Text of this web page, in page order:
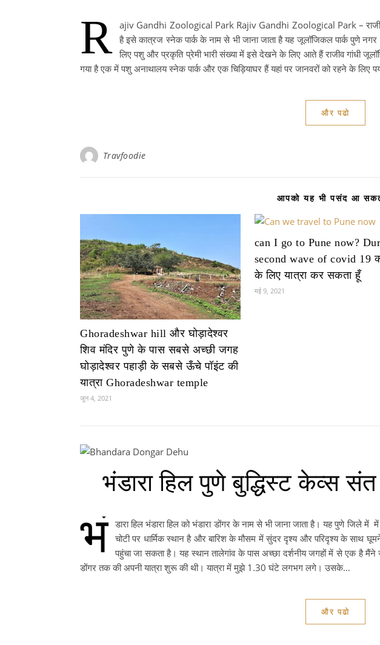
R ajiv Gandhi Zoological Park Rajiv Gandhi Zoological Park – राजीव
है इसे कात्रज स्नेक पार्क के नाम से भी जाना जाता है यह जूलॉजिकल पार्क पुणे नगर
लिए पशु और प्रकृति प्रेमी भारी संख्या में इसे देखने के लिए आते हैं राजीव गांधी
गया है एक में पशु अनाथालय स्नेक पार्क और एक चिड़ियाघर हैं यहां पर जानवरों को रहने के लिए
और पढो
Travfoodie
आपको यह भी पसंद आ
Ghoradeshwar hill और घोड़ादेश्वर
शिव मंदिर पुणे के पास सबसे अच्छी जगह
घोड़ादेश्वर पहाड़ी के सबसे ऊँचे पॉइंट की
यात्रा Ghoradeshwar temple
जून 4, 2021
can I go to Pune now?
second wave of covid 19
के लिए यात्रा कर सकता हूँ
मई 9, 2021
भंडारा हिल पुणे बुद्धिस्ट केव्स संत
भं डारा हिल भंडारा हिल को भंडारा डोंगर के नाम से भी जाना जाता है। यह पुणे जिले में
चोटी पर धार्मिक स्थान है और बारिश के मौसम में सुंदर दृश्य और परिदृश्य के साथ
पहुंचा जा सकता है। यह स्थान तालेगांव के पास अच्छा दर्शनीय जगहों में से एक है
डोंगर तक की अपनी यात्रा शुरू की थी। यात्रा में मुझे 1.30 घंटे लगभग लगे। उसके…
और पढो